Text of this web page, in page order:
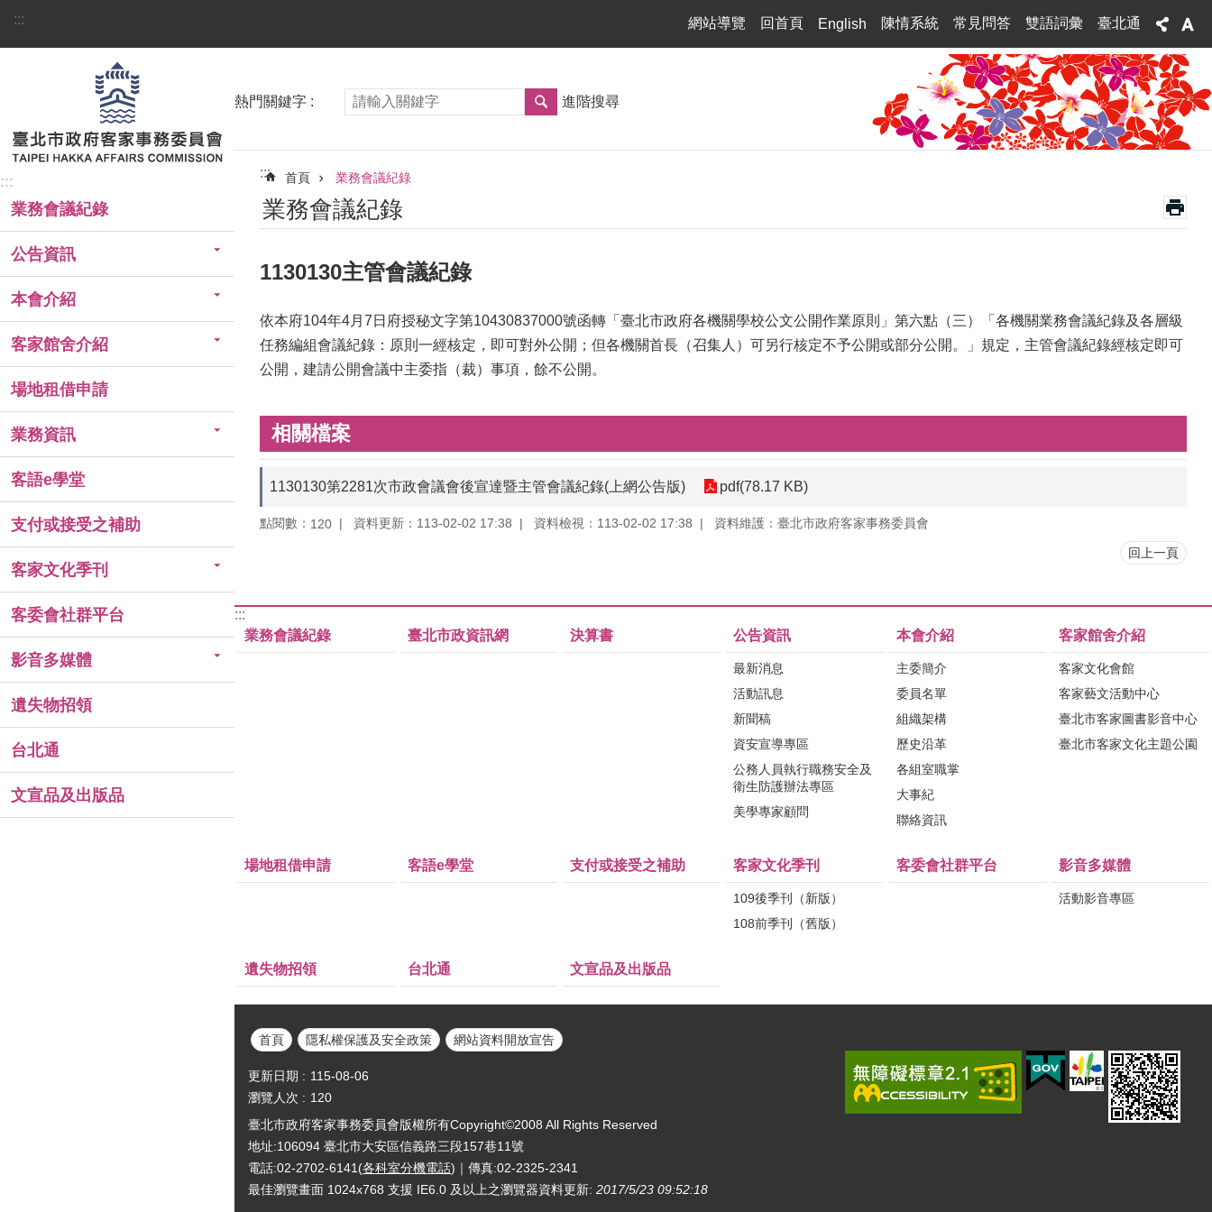
跳到主要內容區塊
::: 網站導覽 回首頁 English 陳情系統 常見問答 雙語詞彙 臺北通
:::
業務會議紀錄
公告資訊
本會介紹
客家館舍介紹
場地租借申請
業務資訊
客語e學堂
支付或接受之補助
客家文化季刊
客委會社群平台
影音多媒體
遺失物招領
台北通
文宣品及出版品
熱門關鍵字 進階搜尋
::: 首頁 業務會議紀錄
業務會議紀錄
1130130主管會議紀錄
依本府104年4月7日府授秘文字第10430837000號函轉「臺北市政府各機關學校公文公開作業原則」第六點（三）「各機關業務會議紀錄及各層級
任務編組會議紀錄：原則一經核定，即可對外公開；但各機關首長（召集人）可另行核定不予公開或部分公開。」規定，主管會議紀錄經核定即可
公開，建請公開會議中主委指（裁）事項，餘不公開。
相關檔案
1130130第2281次市政會議會後宣達暨主管會議紀錄(上網公告版) pdf(78.17 KB)
點閱數： 120 資料更新：113-02-02 17:38 資料檢視：113-02-02 17:38 資料維護：臺北市政府客家事務委員會
回上一頁
:::
業務會議紀錄
臺北市政資訊網 決算書 公告資訊
最新消息
活動訊息
新聞稿
資安宣導專區
公務人員執行職務安全及
衛生防護辦法專區
美學專家顧問
本會介紹
主委簡介
委員名單
組織架構
歷史沿革
各組室職掌
大事紀
聯絡資訊
客家館舍介紹
客家文化會館
客家藝文活動中心
臺北市客家圖書影音中心
臺北市客家文化主題公園
場地租借申請 客語e學堂 支付或接受之補助 客家文化季刊
109後季刊（新版）
108前季刊（舊版）
客委會社群平台 影音多媒體
活動影音專區
遺失物招領 台北通 文宣品及出版品
首頁 隱私權保護及安全政策 網站資料開放宣告
更新日期
115-08-06
瀏覽人次
120
臺北市政府客家事務委員會版權所有Copyright©2008 All Rights Reserved
地址:106094 臺北市大安區信義路三段157巷11號
電話:02-2702-6141(各科室分機電話)｜傳真:02-2325-2341
最佳瀏覽畫面 1024x768 支援 IE6.0 及以上之瀏覽器資料更新: 2017/5/23 09:52:18